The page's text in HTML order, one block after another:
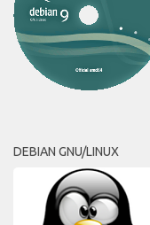
DEBIAN GNU/LINUX